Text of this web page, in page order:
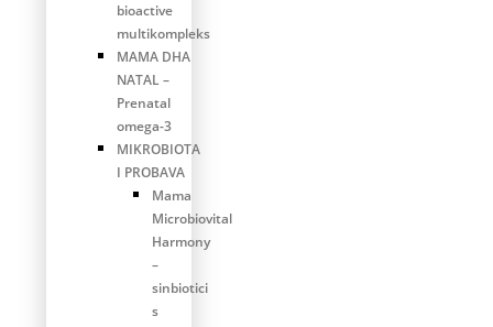
bioactive
multikompleks
MAMA DHA
NATAL –
Prenatal
omega-3
MIKROBIOTA
I PROBAVA
Mama
Microbiovital
Harmony
–
sinbiotici
s